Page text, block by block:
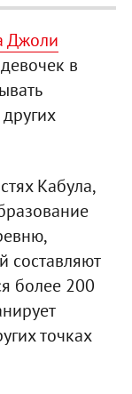
Джоли
в
Кабула,
составляют
более 200
точках